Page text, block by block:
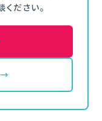
ださい。
→